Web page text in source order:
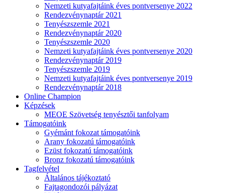
Nemzeti kutyafajtáink éves pontversenye 2022
Rendezvénynaptár 2021
Tenyészszemle 2021
Rendezvénynaptár 2020
Tenyészszemle 2020
Nemzeti kutyafajtáink éves pontversenye 2020
Rendezvénynaptár 2019
Tenyészszemle 2019
Nemzeti kutyafajtáink éves pontversenye 2019
Rendezvénynaptár 2018
Online Champion
Képzések
MEOE Szövetség tenyésztői tanfolyam
Támogatóink
Gyémánt fokozat támogatóink
Arany fokozatú támogatóink
Ezüst fokozatú támogatóink
Bronz fokozatú támogatóink
Tagfelvétel
Általános tájékoztató
Fajtagondozói pályázat